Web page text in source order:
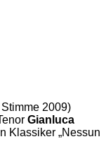
2009)
Gianluca
Klassiker „Nessun